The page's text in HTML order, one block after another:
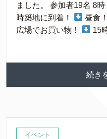
ました。 参加者19名 8
時築地に到着！
昼食！
広場でお買い物！
15
続き
イベント